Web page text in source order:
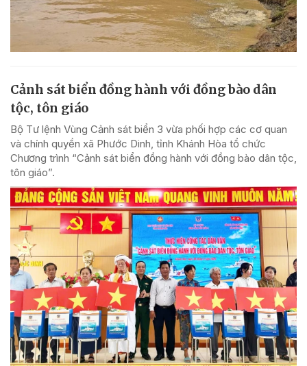
Cảnh sát biển đồng hành với đồng bào dân
tộc, tôn giáo
Bộ Tư lệnh Vùng Cảnh sát biển 3 vừa phối hợp các cơ quan
và chính quyền xã Phước Dinh, tỉnh Khánh Hòa tổ chức
Chương trình “Cảnh sát biển đồng hành với đồng bào dân tộc,
tôn giáo”.